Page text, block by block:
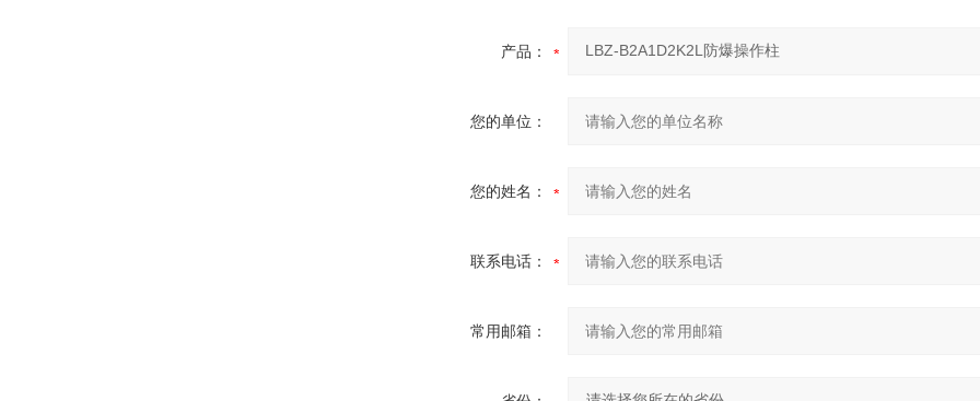
产品：
您的单位：
您的姓名：
联系电话：
常用邮箱：